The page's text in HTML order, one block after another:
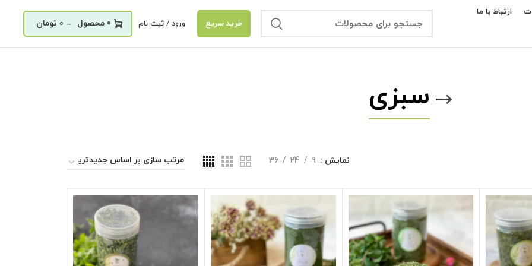
ارتباط با ما
خرید سریع ورود / ثبت نام 0
_ ۰ تومان
سبزی
نمایش 9
24
36